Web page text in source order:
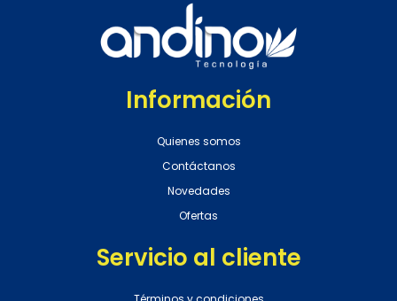
Información
Quienes somos
Contáctanos
Novedades
Ofertas
Servicio al cliente